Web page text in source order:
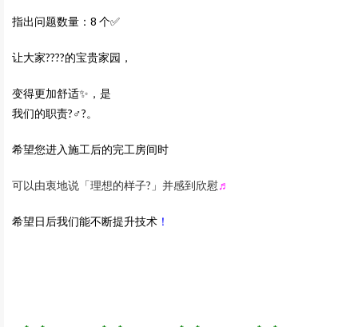
指出问题数量：8 个✅
让大家?‍?‍?‍?的宝贵家园，
变得更加舒适✨，是
我们的职责?‍♂️?。
希望您进入施工后的完工房间时
可以由衷地说「理想的样子?」并感到欣慰♬
希望日后我们能不断提升技术 ！